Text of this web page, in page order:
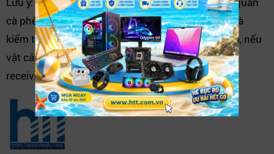
cà phê nhiều người ), nên chọn mức lọc cao hơn và
kiểm tra thử trước để chọn mức phù hợp. Ngoài ra, nếu
vật cản nhiều (tường, kính, kim loại) giữa micro và
receiver, dao động tín hiệu có thể xảy ra.